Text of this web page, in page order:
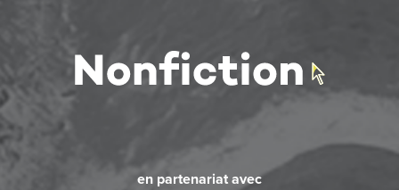
en partenariat avec